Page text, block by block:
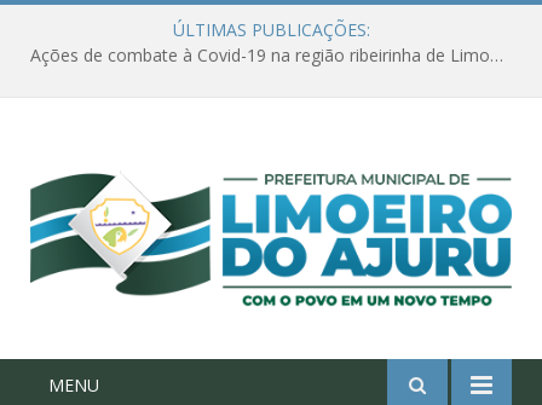
ÚLTIMAS PUBLICAÇÕES:
Ações de combate à Covid-19 na região ribeirinha de Limoeiro do Ajuru continuam
MENU